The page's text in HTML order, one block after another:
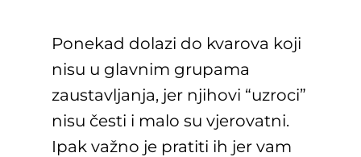
Ponekad dolazi do kvarova koji
nisu u glavnim grupama
zaustavljanja, jer njihovi “uzroci”
nisu česti i malo su vjerovatni.
Ipak važno je pratiti ih jer vam